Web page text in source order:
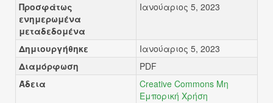
Προσφάτως
ενημερωμένα
μεταδεδομένα
Ιανούαριος 5, 2023
Δημιουργήθηκε
Ιανούαριος 5, 2023
Διαμόρφωση
PDF
Άδεια
Creative Commons Μη
Εμπορική Χρήση